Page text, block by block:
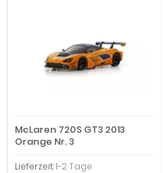
McLaren 720S GT3 2013
Orange Nr. 3
Lieferzeit:1-2 Tage